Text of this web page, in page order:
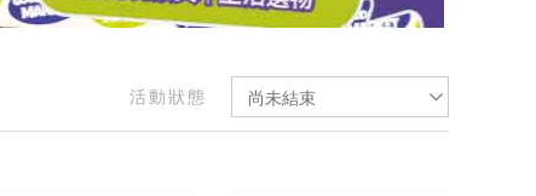
活動狀態 尚未結束